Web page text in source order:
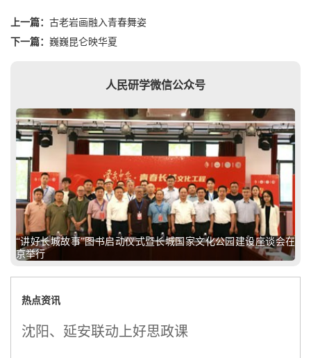
上一篇： 古老岩画融入青春舞姿
下一篇： 巍巍昆仑映华夏
人民研学微信公众号
“讲好长城故事”图书启动仪式暨长城国家文化公园建设座谈会在
京举行
热点资讯
沈阳、延安联动上好思政课